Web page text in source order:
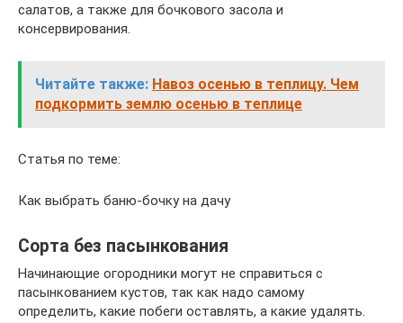
салатов, а также для бочкового засола и
консервирования.
Читайте также: Навоз осенью в теплицу. Чем
подкормить землю осенью в теплице
Статья по теме:
Как выбрать баню-бочку на дачу
Сорта без пасынкования
Начинающие огородники могут не справиться с
пасынкованием кустов, так как надо самому
определить, какие побеги оставлять, а какие удалять.